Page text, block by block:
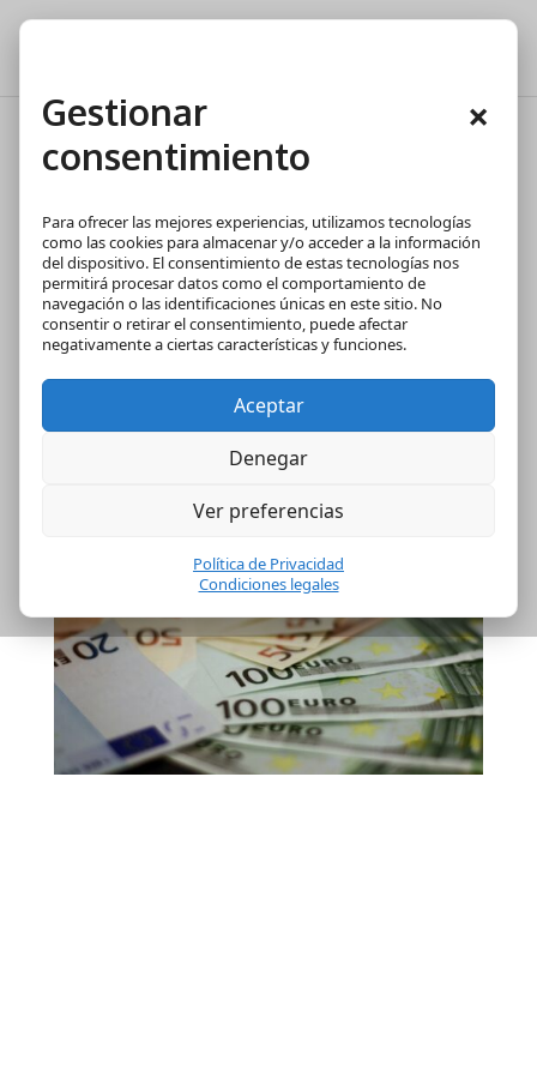
Gestionar
consentimiento
×
Para ofrecer las mejores experiencias, utilizamos tecnologías
como las cookies para almacenar y/o acceder a la información
del dispositivo. El consentimiento de estas tecnologías nos
permitirá procesar datos como el comportamiento de
navegación o las identificaciones únicas en este sitio. No
consentir o retirar el consentimiento, puede afectar
negativamente a ciertas características y funciones.
Aceptar
Denegar
Ver preferencias
Política de Privacidad
Condiciones legales
¿Puedo pagar con un billete
Jun 24, 2022|Economía,Información general
Contenido
¿Puedo pagar con un billete roto?
Dónde canjear el billete deteriorado
¿Con qué deterioros puedo devolver un